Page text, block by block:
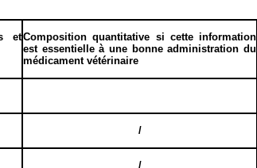
etComposition quantitative si cette information
est essentielle à une bonne administration du
médicament vétérinaire
/
/